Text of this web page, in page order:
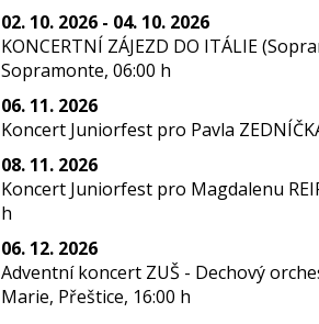
02. 10. 2026 - 04. 10. 2026
KONCERTNÍ ZÁJEZD DO ITÁLIE
Sopramonte, 06:00 h
06. 11. 2026
Koncert Juniorfest pro Pavla
08. 11. 2026
Koncert Juniorfest pro Magdalenu
h
06. 12. 2026
Adventní koncert ZUŠ - Dechový
Marie, Přeštice, 16:00 h